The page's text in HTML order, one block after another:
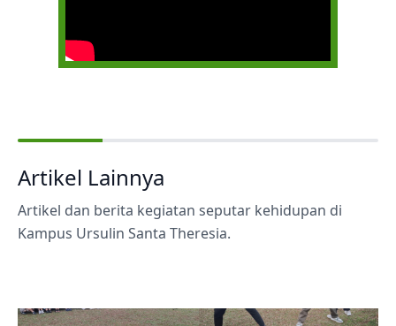
Artikel Lainnya
Artikel dan berita kegiatan seputar kehidupan di
Kampus Ursulin Santa Theresia.